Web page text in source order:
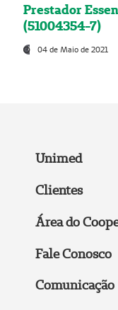
Prestador
(51004354-7)
04 de Maio de 2021
Unimed
Clientes
Área do
Fale Conosco
Comunicação